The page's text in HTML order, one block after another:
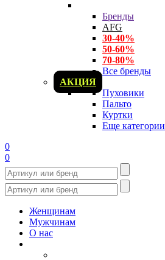
Бренды
AFG
30-40%
50-60%
70-80%
Все бренды
АКЦИЯ
Пуховики
Пальто
Куртки
Еще категории
0
0
Женщинам
Мужчинам
О нас